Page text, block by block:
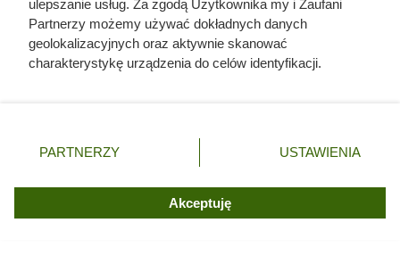
Zimą wygląda, jakby płonął. Ten krzew zmienia
ogród nie do poznania
ulepszanie usług. Za zgodą Użytkownika my i Zaufani
Partnerzy możemy używać dokładnych danych
geolokalizacyjnych oraz aktywnie skanować
charakterystykę urządzenia do celów identyfikacji.
zmienić/wycofać klikając przycisk ustawień prywatności
znajdujący się w lewym dolnym rogu strony. Niektóre
użytkownika, ale masz prawo sprzeciwić się takiemu
przetwarzaniu. Preferencje będą miały zastosowania tylko
PARTNERZY USTAWIENIA
Akceptuję